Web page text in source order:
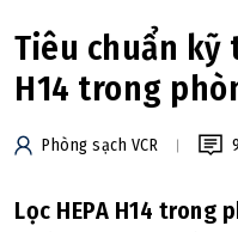
Tiêu chuẩn kỹ
H14 trong
Phòng sạch VCR
Lọc HEPA H14 trong